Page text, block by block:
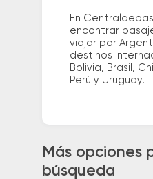
En
encontrar
viajar por
destinos
Bolivia, Brasil,
Perú y Uruguay.
Más opciones
búsqueda